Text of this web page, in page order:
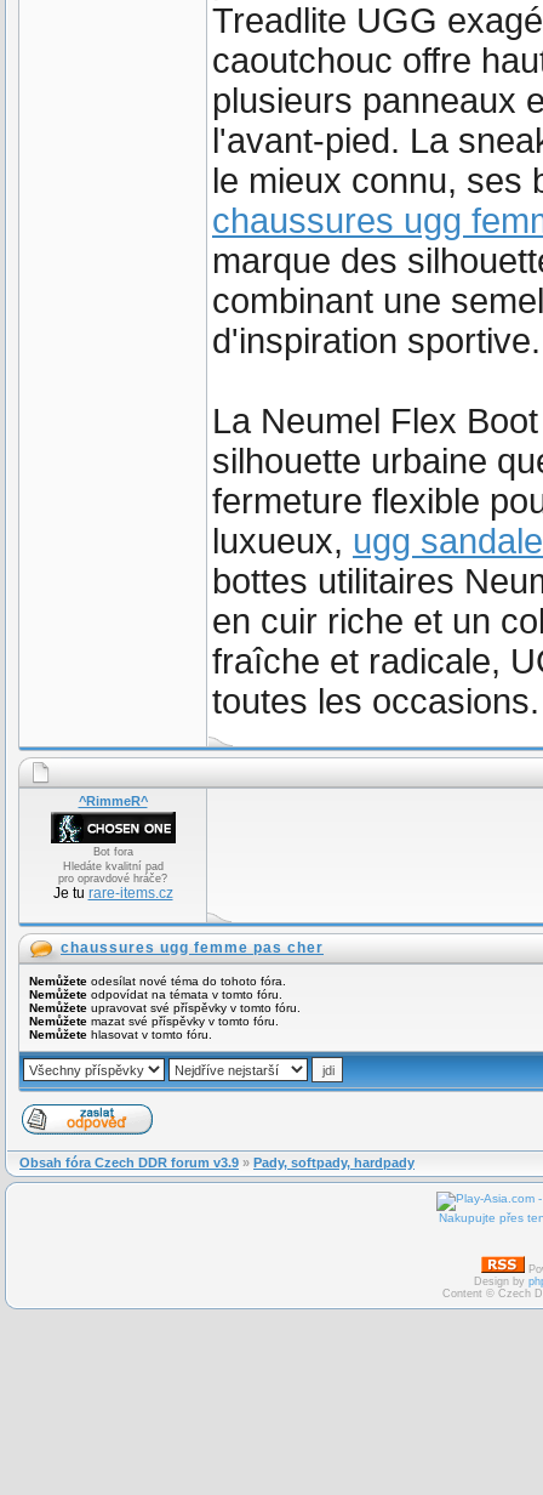
Treadlite UGG
caoutchouc offre
plusieurs panneaux
l'avant-pied. La
le mieux connu, ses
chaussures ugg
marque des
combinant une
d'inspiration sportive.
La Neumel Flex
silhouette urbaine
fermeture flexible
luxueux, ugg
bottes utilitaires
en cuir riche et un
fraîche et radicale,
toutes les occasions.
^RimmeR^
Bot fora
Hledáte kvalitní pad
pro opravdové hráče?
Je tu rare-items.cz
chaussures ugg femme pas cher
Nemůžete odesílat nové téma do tohoto fóra.
Nemůžete odpovídat na témata v tomto fóru.
Nemůžete upravovat své příspěvky v tomto fóru.
Nemůžete mazat své příspěvky v tomto fóru.
Nemůžete hlasovat v tomto fóru.
Obsah fóra Czech DDR forum v3.9 » Pady, softpady, hardpady
Nakupujte přes
Design by
Content © Czech